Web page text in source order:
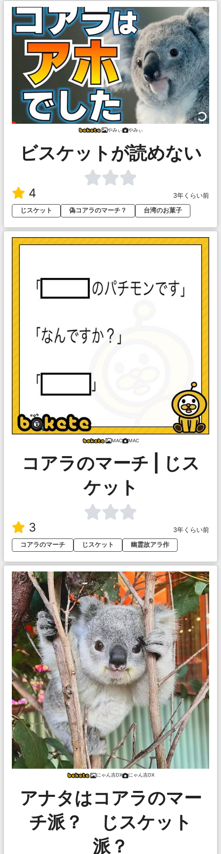
やみぃ やみぃ
ビスケットが読めない
4
3年くらい前
じスケット
偽コアラのマーチ？ 台湾のお菓子
MAC MAC
コアラのマーチ | じス
ケット
3
3年くらい前
コアラのマーチ
じスケット 幽霊故アラ作
にゃん吉DX にゃん吉DX
アナタはコアラのマー
チ派？ じスケット
派？